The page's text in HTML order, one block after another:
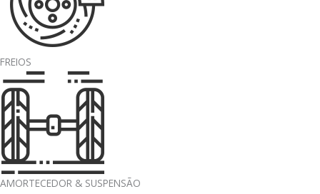
FREIOS
AMORTECEDOR & SUSPENSÃO